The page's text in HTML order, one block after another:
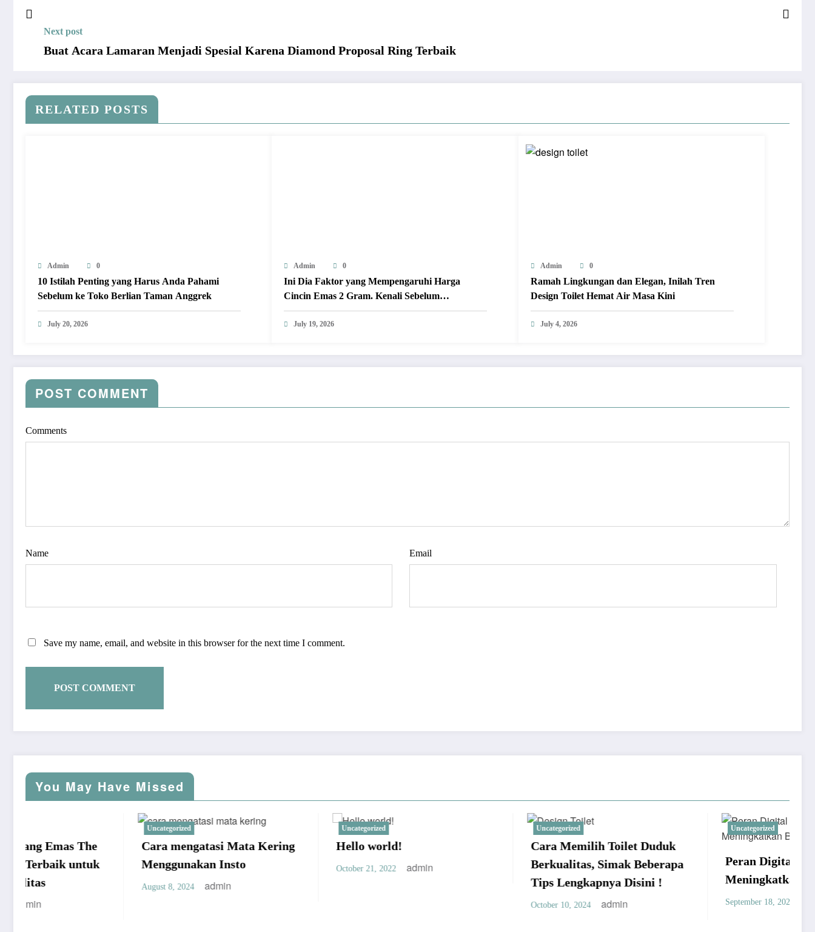
Next post
Buat Acara Lamaran Menjadi Spesial Karena Diamond Proposal Ring Terbaik
RELATED POSTS
Admin 0
10 Istilah Penting yang Harus Anda Pahami
Sebelum ke Toko Berlian Taman Anggrek
July 20, 2026
Admin 0
Ini Dia Faktor yang Mempengaruhi Harga
Cincin Emas 2 Gram. Kenali Sebelum
Membelinya!
July 19, 2026
Admin 0
Ramah Lingkungan dan Elegan, Inilah Tren
Design Toilet Hemat Air Masa Kini
July 4, 2026
POST COMMENT
Comments
Name Email
Save my name, email, and website in this browser for the next time I comment.
You May Have Missed
Cara mengatasi Mata Kering
Menggunakan Insto
August 8, 2024
Uncategorized
Hello world!
October 21, 2022
Cara Memilih Toilet Duduk
Berkualitas, Simak Beberapa
Tips Lengkapnya Disini !
Peran Digital Agency untuk
Meningkatkan Brand
September 18, 2024